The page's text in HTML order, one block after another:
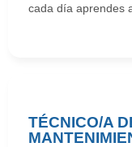
cada día aprendes
TÉCNICO/A